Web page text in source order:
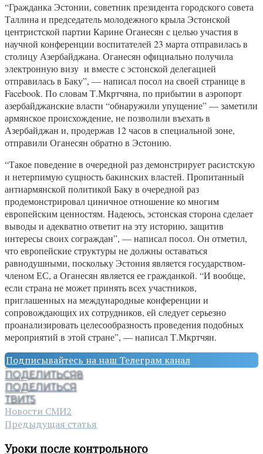
“Гражданка Эстонии, советник президента городского совета
Таллина и председатель молодежного крыла Эстонской
центристской партии Карине Оганесян с целью участия в
научной конференции воспитателей 23 марта отправилась в
столицу Азербайджана. Оганесян официально получила
электронную визу и вместе с эстонской делегацией
отправилась в Баку”, — написал посол на своей странице в
Facebook. По словам Т.Мкртчяна, по прибытии в аэропорт
азербайджанские власти “обнаружили упущение” — заметили
армянское происхождение, не позволили въехать в
Азербайджан и, продержав 12 часов в специальной зоне,
отправили Оганесян обратно в Эстонию.
“Такое поведение в очередной раз демонстрирует расистскую
и нетерпимую сущность бакинских властей. Пропитанный
антиармянской политикой Баку в очередной раз
продемонстрировал циничное отношение ко многим
европейским ценностям. Надеюсь, эстонская сторона сделает
выводы и адекватно ответит на эту историю, защитив
интересы своих сограждан”, — написал посол. Он отметил,
что европейские структуры не должны оставаться
равнодушными, поскольку Эстония является государством-
членом ЕС, а Оганесян является ее гражданкой. “И вообще,
если страна не может принять всех участников,
приглашенных на международные конференции и
сопровождающих их сотрудников, ей следует серьезно
проанализировать целесообразность проведения подобных
мероприятий в этой стране”, — написал Т.Мкртчян.
Подписывайтесь на наш Телеграм канал
ПОДЕЛИТЬСЯ8
ПОДЕЛИТЬСЯ
ТВИТ5
Новости СМИ2
Предыдущая статья
Уроки после контрольного